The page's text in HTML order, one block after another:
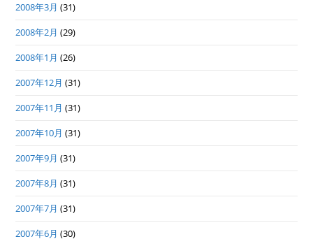
2008年3月 (31)
2008年2月 (29)
2008年1月 (26)
2007年12月 (31)
2007年11月 (31)
2007年10月 (31)
2007年9月 (31)
2007年8月 (31)
2007年7月 (31)
2007年6月 (30)